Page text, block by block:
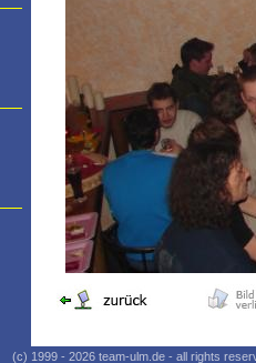
(c) 1999 - 2026 team-ulm.de - all rights